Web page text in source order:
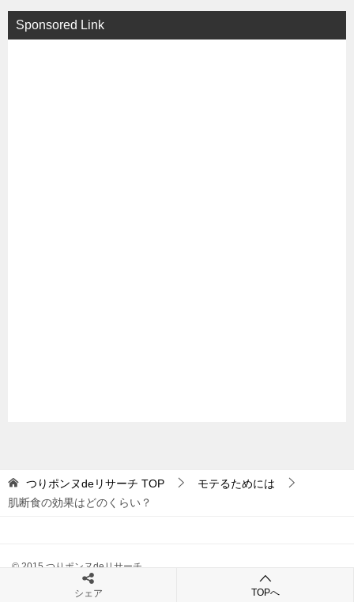
Sponsored Link
つりポンヌdeリサーチ TOP
モテるためには
肌断食の効果はどのくらい？
© 2015 つりポンヌdeリサーチ
シェア TOPへ